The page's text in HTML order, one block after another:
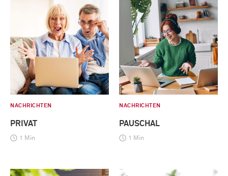
NACHRICHTEN
PRIVAT
1 Min
NACHRICHTEN
PAUSCHAL
1 Min